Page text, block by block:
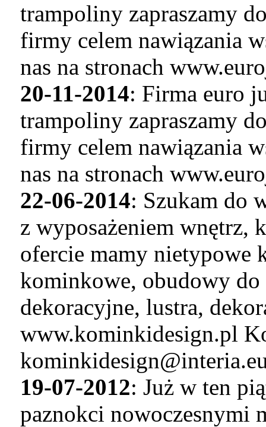
trampoliny zapraszamy
firmy celem nawiązania
nas na stronach
20-11-2014: Firma euro
trampoliny zapraszamy
firmy celem nawiązania
nas na stronach
22-06-2014: Szukam do
z wyposażeniem
ofercie mamy
kominkowe, obudowy
dekoracyjne, lustra,
www.kominkidesign.pl
19-07-2012: Już w ten
paznokci nowoczesnymi